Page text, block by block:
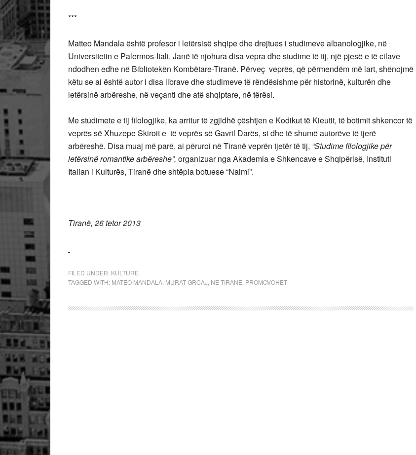
***
Matteo Mandala është profesor i letërsisë shqipe dhe drejtues i studimeve albanologjike, në
Universitetin e Palermos-Itali. Janë të njohura disa vepra dhe studime të tij, një pjesë e të cilave
ndodhen edhe në Bibliotekën Kombëtare-Tiranë. Përveç veprës, që përmendëm më lart, shënojmë
këtu se ai është autor i disa librave dhe studimeve të rëndësishme për historinë, kulturën dhe
letërsinë arbëreshe, në veçanti dhe atë shqiptare, në tërësi.
Me studimete e tij filologjike, ka arritur të zgjidhë çështjen e Kodikut të Kieutit, të botimit shkencor të
veprës së Xhuzepe Skiroit e të veprës së Gavril Darës, si dhe të shumë autorëve të tjerë
arbëreshë. Disa muaj më parë, ai përuroi në Tiranë veprën tjetër të tij, “Studime filologjike për
letërsinë romantike arbëreshe”, organizuar nga Akademia e Shkencave e Shqipërisë, Instituti
Italian i Kulturës, Tiranë dhe shtëpia botuese “Naimi”.
Tiranë, 26 tetor 2013
FILED UNDER: KULTURE
TAGGED WITH: MATEO MANDALA MURAT GRCAJ NE TIRANE PROMOVOHET